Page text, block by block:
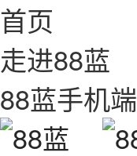
首页
走进88蓝
88蓝手机端